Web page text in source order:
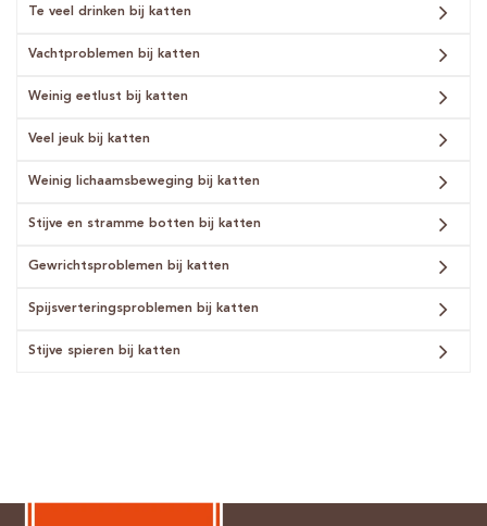
Te veel drinken bij katten
Vachtproblemen bij katten
Weinig eetlust bij katten
Veel jeuk bij katten
Weinig lichaamsbeweging bij katten
Stijve en stramme botten bij katten
Gewrichtsproblemen bij katten
Spijsverteringsproblemen bij katten
Stijve spieren bij katten